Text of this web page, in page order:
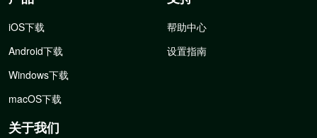
iOS下载
Android下载
Windows下载
macOS下载
帮助中心
设置指南
关于我们